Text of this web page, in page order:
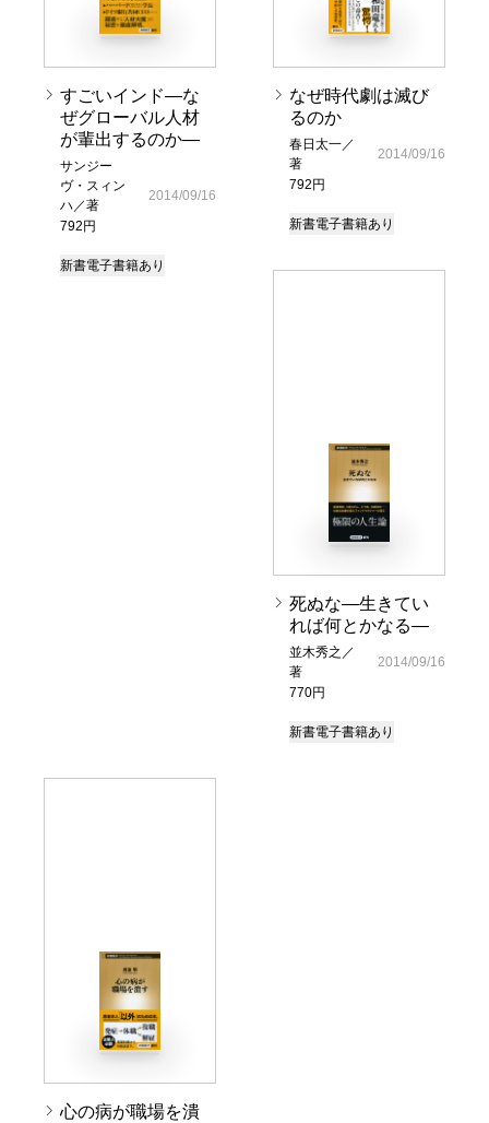
すごいインド―な
ぜグローバル人材
が輩出するのか―
サンジー
ヴ・スィン
ハ／著
792円
2014/09/16
新書電子書籍あり
なぜ時代劇は滅び
るのか
春日太一／
著
792円
2014/09/16
新書電子書籍あり
死ぬな―生きてい
れば何とかなる―
並木秀之／
著
770円
2014/09/16
新書電子書籍あり
心の病が職場を潰